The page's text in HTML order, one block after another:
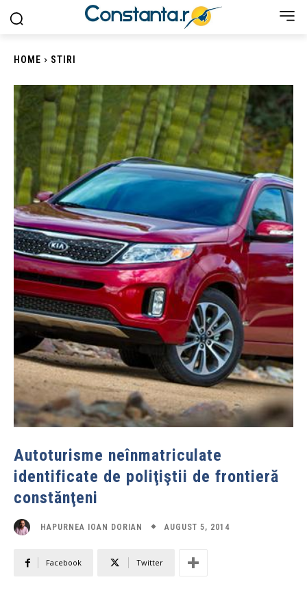
HOME STIRI
Autoturisme neînmatriculate
identificate de poliţiştii de frontieră
constănţeni
HAPURNEA IOAN DORIAN AUGUST 5, 2014
Facebook Twitter